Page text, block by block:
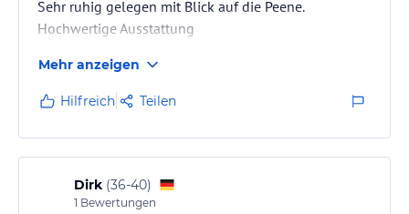
Sehr ruhig gelegen mit Blick auf die Peene.
Hochwertige Ausstattung
Winter eine Ausszeit zu nehmen!
Mehr anzeigen
Hilfreich Teilen
Dirk (36-40)
1 Bewertungen